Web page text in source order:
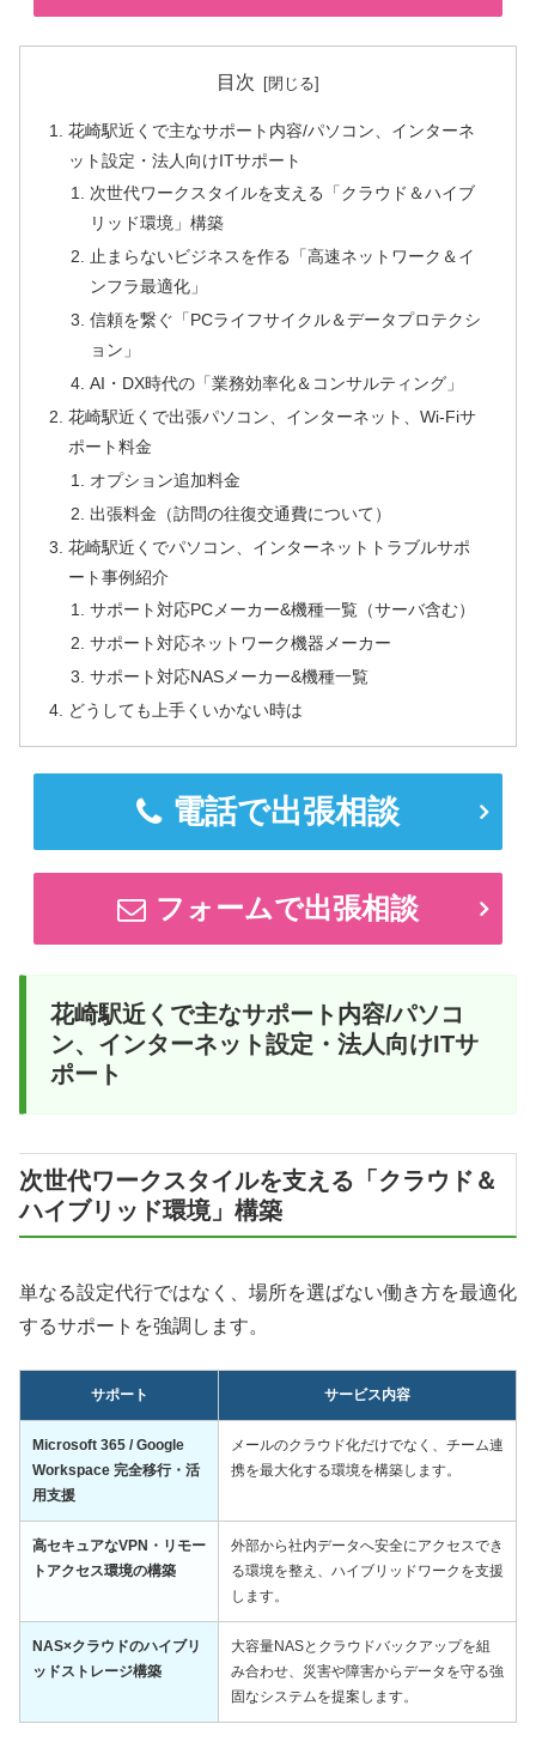
目次
花崎駅近くで主なサポート内容/パソコン、インターネ
ット設定・法人向けITサポート
次世代ワークスタイルを支える「クラウド＆ハイブ
リッド環境」構築
止まらないビジネスを作る「高速ネットワーク＆イ
ンフラ最適化」
信頼を繋ぐ「PCライフサイクル＆データプロテクシ
ョン」
AI・DX時代の「業務効率化＆コンサルティング」
花崎駅近くで出張パソコン、インターネット、Wi-Fiサ
ポート料金
オプション追加料金
出張料金（訪問の往復交通費について）
花崎駅近くでパソコン、インターネットトラブルサポ
ート事例紹介
サポート対応PCメーカー&機種一覧（サーバ含む）
サポート対応ネットワーク機器メーカー
サポート対応NASメーカー&機種一覧
どうしても上手くいかない時は
電話で出張相談
フォームで出張相談
花崎駅近くで主なサポート内容/パソコ
ン、インターネット設定・法人向けITサ
ポート
次世代ワークスタイルを支える「クラウド＆
ハイブリッド環境」構築
単なる設定代行ではなく、場所を選ばない働き方を最適化
するサポートを強調します。
サポート サービス内容
Microsoft 365 / Google
Workspace 完全移行・活
用支援
メールのクラウド化だけでなく、チーム連
携を最大化する環境を構築します。
高セキュアなVPN・リモー
トアクセス環境の構築
外部から社内データへ安全にアクセスでき
る環境を整え、ハイブリッドワークを支援
します。
NAS×クラウドのハイブリ
ッドストレージ構築
大容量NASとクラウドバックアップを組
み合わせ、災害や障害からデータを守る強
固なシステムを提案します。